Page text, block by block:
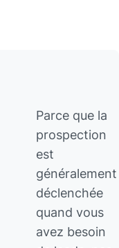
Parce que la
prospection
est
généralement
déclenchée
quand vous
avez besoin